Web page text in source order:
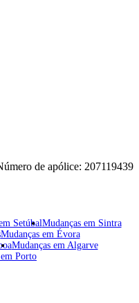
de apólice: 207119439
SetúbalMudanças em Sintra
Mudanças em Évora
Mudanças em Algarve
Porto